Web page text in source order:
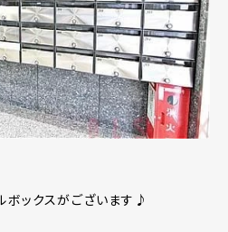
ボックスがございます♪